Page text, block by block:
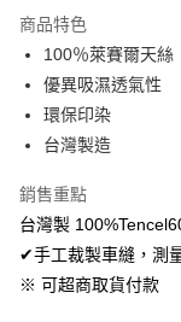
Apple Pay
悠遊付
Google Pay
AFTEE先享後付
相關說明
AFTEE先享後付是「
便利好安心！
ATM付款
商品特色
100％萊賽爾天絲
優異吸濕透氣性
環保印染
台灣製造
銷售重點
台灣製
✔手工裁製車縫，測
※ 可超商取貨付款